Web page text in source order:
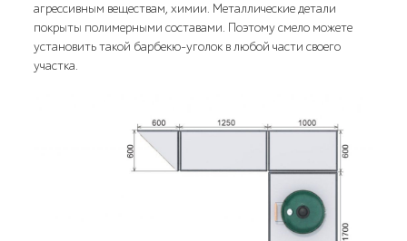
агрессивным веществам, химии. Металлические детали
покрыты полимерными составами. Поэтому смело можете
установить такой барбекю-уголок в любой части своего
участка.